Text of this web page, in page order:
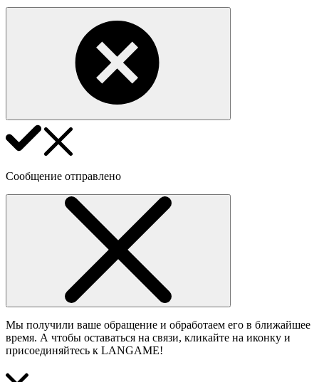
Сообщение отправлено
Мы получили ваше обращение и обработаем его в ближайшее
время. А чтобы оставаться на связи, кликайте на иконку и
присоединяйтесь к LANGAME!